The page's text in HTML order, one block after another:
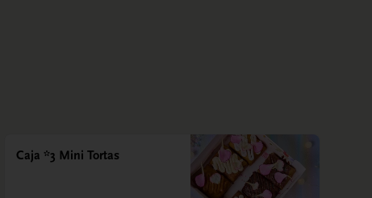
Caja *3 Mini Tortas